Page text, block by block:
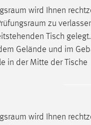
wird Ihnen
zu
Tisch
Gelände und im
in der Mitte der Tische
wird Ihnen